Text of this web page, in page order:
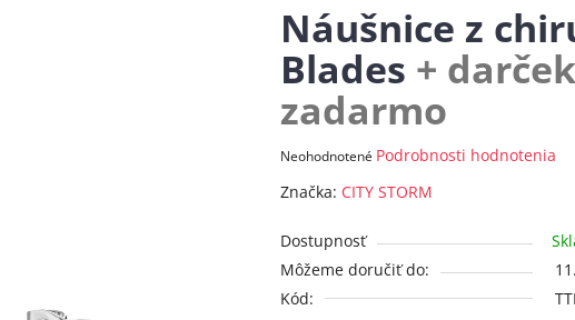
Náušnice z
Blades +
zadarmo
Priemerné
produktu
z
5
Neohodnotené Podrobnosti hodnotenia
Značka: CITY STORM
Dostupnosť
Môžeme doručiť do:
Kód: